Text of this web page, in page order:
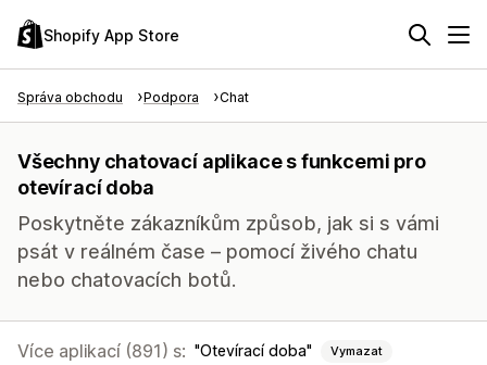
Shopify App Store
Správa obchodu Podpora Chat
Všechny chatovací aplikace s funkcemi pro
otevírací doba
Poskytněte zákazníkům způsob, jak si s vámi
psát v reálném čase – pomocí živého chatu
nebo chatovacích botů.
Více aplikací (891) s: Otevírací doba Vymazat